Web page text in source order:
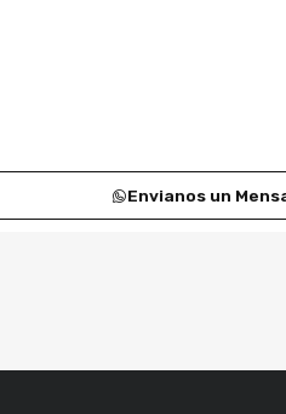
Envianos un